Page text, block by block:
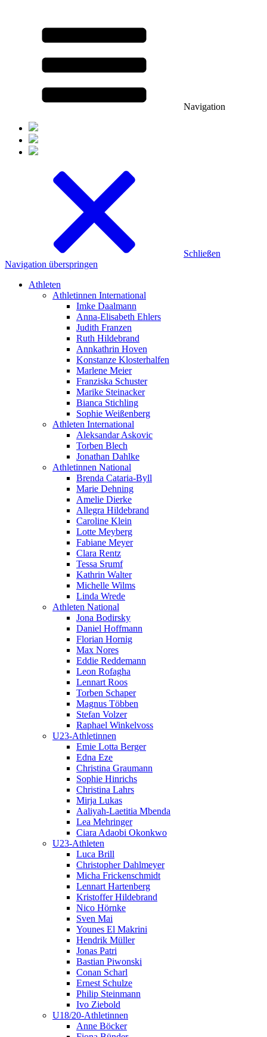
Navigation
Schließen
Navigation überspringen
Athleten
Athletinnen International
Imke Daalmann
Anna-Elisabeth Ehlers
Judith Franzen
Ruth Hildebrand
Annkathrin Hoven
Konstanze Klosterhalfen
Marlene Meier
Franziska Schuster
Marike Steinacker
Bianca Stichling
Sophie Weißenberg
Athleten International
Aleksandar Askovic
Torben Blech
Jonathan Dahlke
Athletinnen National
Brenda Cataria-Byll
Marie Dehning
Amelie Dierke
Allegra Hildebrand
Caroline Klein
Lotte Meyberg
Fabiane Meyer
Clara Rentz
Tessa Srumf
Kathrin Walter
Michelle Wilms
Linda Wrede
Athleten National
Jona Bodirsky
Daniel Hoffmann
Florian Hornig
Max Nores
Eddie Reddemann
Leon Rofagha
Lennart Roos
Torben Schaper
Magnus Többen
Stefan Volzer
Raphael Winkelvoss
U23-Athletinnen
Emie Lotta Berger
Edna Eze
Christina Graumann
Sophie Hinrichs
Christina Lahrs
Mirja Lukas
Aaliyah-Laetitia Mbenda
Lea Mehringer
Ciara Adaobi Okonkwo
U23-Athleten
Luca Brill
Christopher Dahlmeyer
Micha Frickenschmidt
Lennart Hartenberg
Kristoffer Hildebrand
Nico Hörnke
Sven Mai
Younes El Makrini
Hendrik Müller
Jonas Patri
Bastian Piwonski
Conan Scharl
Ernest Schulze
Philip Steinmann
Ivo Ziebold
U18/20-Athletinnen
Anne Böcker